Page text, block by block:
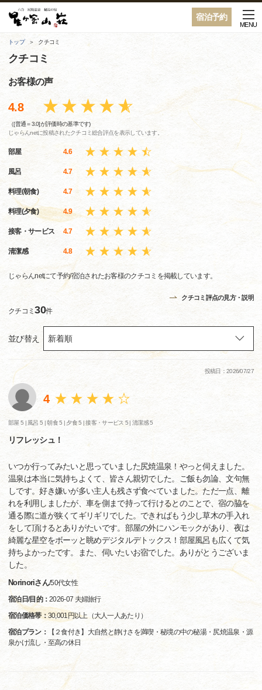
宿泊予約
MENU
トップ クチコミ
クチコミ
お客様の声
4.8
（[普通＝3.0]が評価時の基準です)
じゃらんnetに投稿されたクチコミ総合評点を表示しています。
部屋 4.6
風呂 4.7
料理(朝食) 4.7
料理(夕食) 4.9
接客・サービス 4.7
清潔感 4.8
じゃらんnetにて予約/宿泊されたお客様のクチコミを掲載しています。
クチコミ評点の見方・説明
クチコミ30件
並び替え
投稿日：2026/07/27
4
部屋 5 | 風呂 5 |朝食 5 | 夕食 5 |接客・サービス 5 |清潔感 5
リフレッシュ！
いつか行ってみたいと思っていました尻焼温泉！やっと伺えました。
温泉は本当に気持ちよくて、皆さん親切でした。ご飯も勿論、文句無
しです。好き嫌いが多い主人も残さず食べていました。ただ一点、離
れを利用しましたが、車を側まで持って行けるとのことで、宿の脇を
通る際に道が狭くてギリギリでした。できればもう少し草木の手入れ
をして頂けるとありがたいです。部屋の外にハンモックがあり、夜は
綺麗な星空をボーッと眺めデジタルデトックス！部屋風呂も広くて気
持ちよかったです。また、伺いたいお宿でした。ありがとうございま
した。
Norinoriさん/50代女性
宿泊日/目的：2026-07 夫婦旅行
宿泊価格帯： 30,001円以上（大人一人あたり）
宿泊プラン：
【２食付き】大自然と静けさを満喫・秘境の中の秘湯・尻焼温泉・源
泉かけ流し・至高の休日